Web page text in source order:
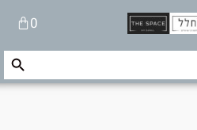
0עגלת
קניות